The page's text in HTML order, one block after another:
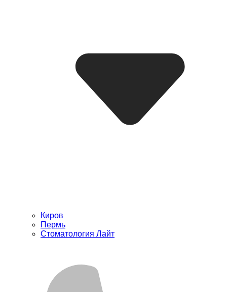
Киров
Пермь
Стоматология Лайт